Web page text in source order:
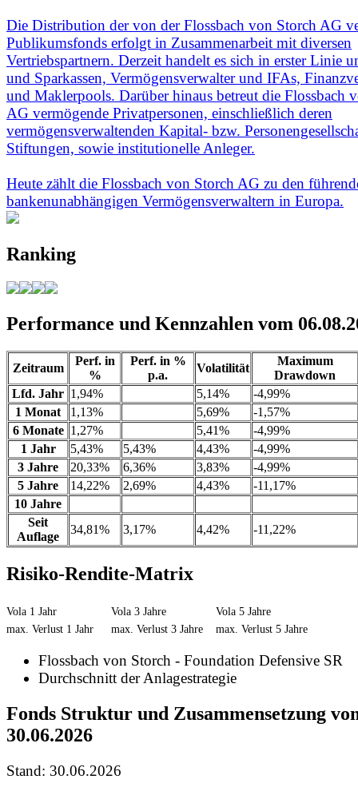
Die Distribution der von der Flossbach von Storch AG
Publikumsfonds erfolgt in Zusammenarbeit mit diversen
Vertriebspartnern. Derzeit handelt es sich in erster Linie
und Sparkassen, Vermögensverwalter und IFAs,
und Maklerpools. Darüber hinaus betreut die Flossbach
AG vermögende Privatpersonen, einschließlich deren
vermögensverwaltenden Kapital- bzw.
Stiftungen, sowie institutionelle Anleger.
Heute zählt die Flossbach von Storch AG zu den
bankenunabhängigen Vermögensverwaltern in Europa.
Ranking
Performance und Kennzahlen vom
Zeitraum
Perf. in
%
Perf. in %
p.a.
Volatilität
Maximum
Drawdown
Lfd. Jahr 1,94% 5,14%
-4,99%
1 Monat
1,13% 5,69%
-1,57%
6 Monate 1,27% 5,41%
-4,99%
1 Jahr
5,43% 5,43% 4,43%
-4,99%
3 Jahre
20,33% 6,36% 3,83%
-4,99%
5 Jahre
14,22% 2,69% 4,43%
-11,17%
10 Jahre
Seit
Auflage
34,81% 3,17% 4,42% -11,22%
Risiko-Rendite-Matrix
Vola 1 Jahr Vola 3 Jahre
Vola 5 Jahre
max. Verlust 1 Jahr
max. Verlust 3 Jahre max. Verlust 5 Jahre
Flossbach von Storch - Foundation Defensive SR
Durchschnitt der Anlagestrategie
Fonds Struktur und Zusammensetzung
30.06.2026
Stand: 30.06.2026